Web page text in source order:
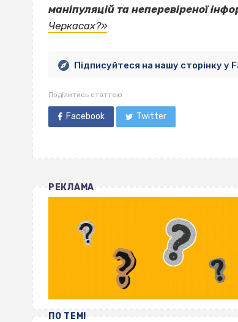
маніпуляцій та неперевіреної
Черкасах?»
Підписуйтеся на нашу сторінку у
Поділитись статтею
Facebook Twitter
РЕКЛАМА
ПО ТЕМІ